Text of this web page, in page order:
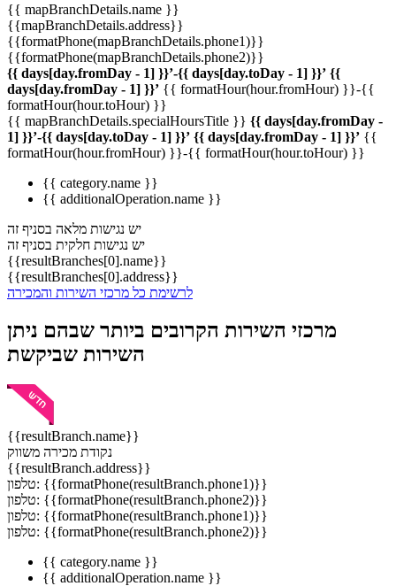
{{ mapBranchDetails.name }}
{{mapBranchDetails.address}}
{{formatPhone(mapBranchDetails.phone1)}}
{{formatPhone(mapBranchDetails.phone2)}}
{{ days[day.fromDay - 1] }}’-{{ days[day.toDay - 1] }}’ {{
days[day.fromDay - 1] }}’ {{ formatHour(hour.fromHour) }}-{{
formatHour(hour.toHour) }}
{{ mapBranchDetails.specialHoursTitle }} {{ days[day.fromDay -
1] }}’-{{ days[day.toDay - 1] }}’ {{ days[day.fromDay - 1] }}’ {{
formatHour(hour.fromHour) }}-{{ formatHour(hour.toHour) }}
{{ category.name }}
{{ additionalOperation.name }}
יש נגישות מלאה בסניף זה
יש נגישות חלקית בסניף זה
{{resultBranches[0].name}}
{{resultBranches[0].address}}
לרשימת כל מרכזי השירות והמכירה
מרכזי השירות הקרובים ביותר שבהם ניתן
השירות שביקשת
{{resultBranch.name}}
נקודת מכירה משווק
{{resultBranch.address}}
טלפון: {{formatPhone(resultBranch.phone1)}}
טלפון: {{formatPhone(resultBranch.phone2)}}
טלפון: {{formatPhone(resultBranch.phone1)}}
טלפון: {{formatPhone(resultBranch.phone2)}}
{{ category.name }}
{{ additionalOperation.name }}